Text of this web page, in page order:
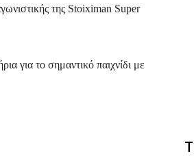
της Stoiximan Super
για το σημαντικό παιχνίδι με